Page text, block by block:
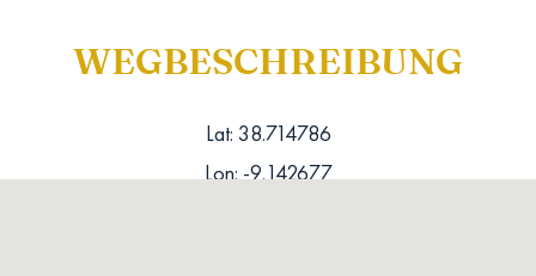
WEGBESCHREIBUNG
Lat: 38.714786
Lon: -9.142677